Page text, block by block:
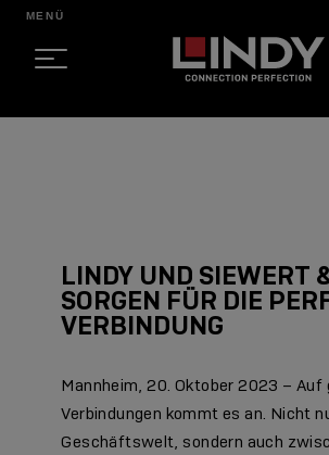
MENÜ
LINDY UND SIEWERT
SORGEN FÜR DIE
VERBINDUNG
Mannheim, 20. Oktober 2023 – Auf
Verbindungen kommt es an. Nicht
Geschäftswelt, sondern auch